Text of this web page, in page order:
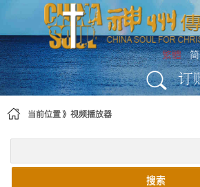
跳转到内容
繁體
订
当前位置 视频播放器
搜索